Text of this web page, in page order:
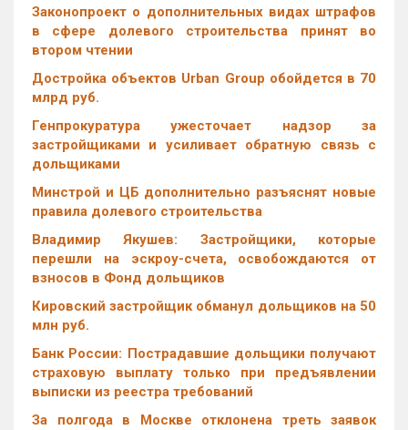
Законопроект о дополнительных видах штрафов
в сфере долевого строительства принят во
втором чтении
Достройка объектов Urban Group обойдется в 70
млрд руб.
Генпрокуратура ужесточает надзор за
застройщиками и усиливает обратную связь с
дольщиками
Минстрой и ЦБ дополнительно разъяснят новые
правила долевого строительства
Владимир Якушев: Застройщики, которые
перешли на эскроу-счета, освобождаются от
взносов в Фонд дольщиков
Кировский застройщик обманул дольщиков на 50
млн руб.
Банк России: Пострадавшие дольщики получают
страховую выплату только при предъявлении
выписки из реестра требований
За полгода в Москве отклонена треть заявок